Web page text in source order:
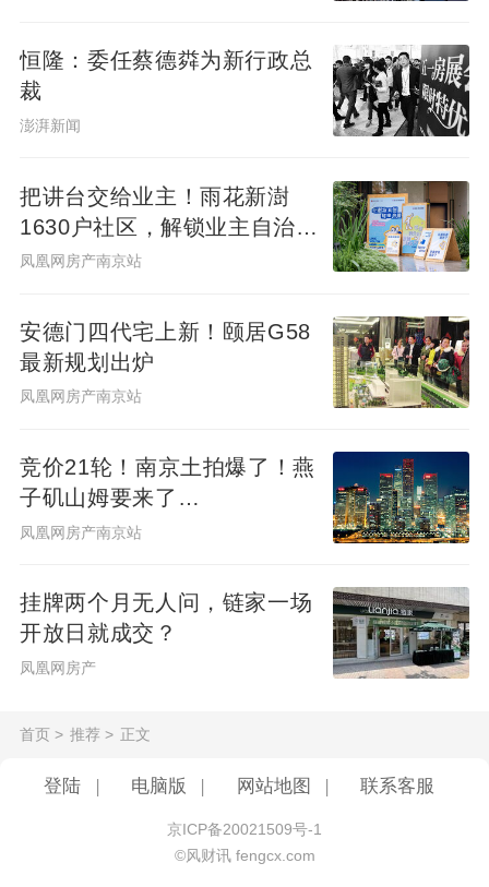
有关房管部门咨询。 十七、产权是否完整 确
认产权的完整性，有没有抵押(包括私下抵
押)、共有人等等。要知道即使在法律十分完
自己的眼睛，一定要在过完户以后才能将房
款转移到原户主手上。 十八、小心房款和产
权的交接 购房者应该注意，不要随便相信对
是一个重要问题；您可以考虑将房款押在一
个双方都信得过的单位，如律师楼或信誉较
好的代理公司处，等过户完成后，再将房款
二手房交易必须要经当地房屋土地管理局办
理完产权才算完成过户手续。有代理公司、
律师、公证的保证等等都不算是完销售易过
程；从买房的角度来说，一定是产权过完户
以后这套房才真正属于你，在此之前，卖方
随时可以毁约。
恒隆：委任蔡德粦为新行政总
裁
澎湃新闻
把讲台交给业主！雨花新澍
1630户社区，解锁业主自治社
群新样本
凤凰网房产南京站
安德门四代宅上新！颐居G58
最新规划出炉
凤凰网房产南京站
竞价21轮！南京土拍爆了！燕
子矶山姆要来了…
凤凰网房产南京站
挂牌两个月无人问，链家一场
开放日就成交？
凤凰网房产
首页 > 推荐 > 正文
登陆 电脑版 网站地图 联系客服
京ICP备20021509号-1
©风财讯 fengcx.com